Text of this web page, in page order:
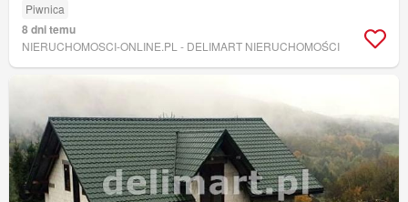
Piwnica
8 dni temu
NIERUCHOMOSCI-ONLINE.PL - DELIMART NIERUCHOMOŚCI